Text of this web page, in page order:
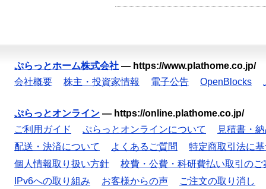
ぷらっとホーム株式会社 — https://www.plathome.co.jp/
会社概要
株主・投資家情報 電子公告 OpenBlocks
ぷらっとオンライン — https://online.plathome.co.jp/
ご利用ガイド
ぷらっとオンラインについて
見積書・
配送・決済について
よくあるご質問
特定商取引法に
個人情報取り扱い方針
校費・公費・科研費払い取引のご
IPv6への取り組み
お客様からの声 ご注文の取り消し